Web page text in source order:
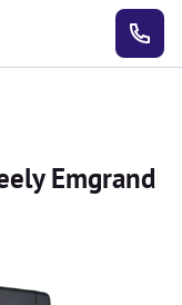
Emgrand